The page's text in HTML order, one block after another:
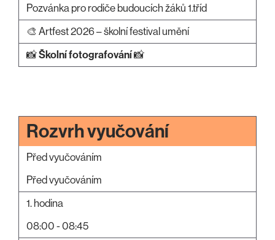
Pozvánka pro rodiče budoucích žáků 1.tříd
🎨 Artfest 2026 – školní festival umění
📸Školní fotografování📸
Rozvrh vyučování
Před vyučováním
Před vyučováním
1. hodina
08:00 - 08:45